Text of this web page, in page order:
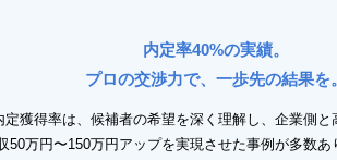
内定率40%の実績。
プロの交渉力で、一歩先の結果を。
獲得率は、候補者の希望を深く理解し、企業側と
万円〜150万円アップを実現させた事例が多数あ